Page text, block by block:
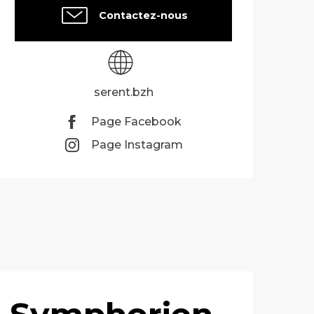
Contactez-nous
serent.bzh
Page Facebook
Page Instagram